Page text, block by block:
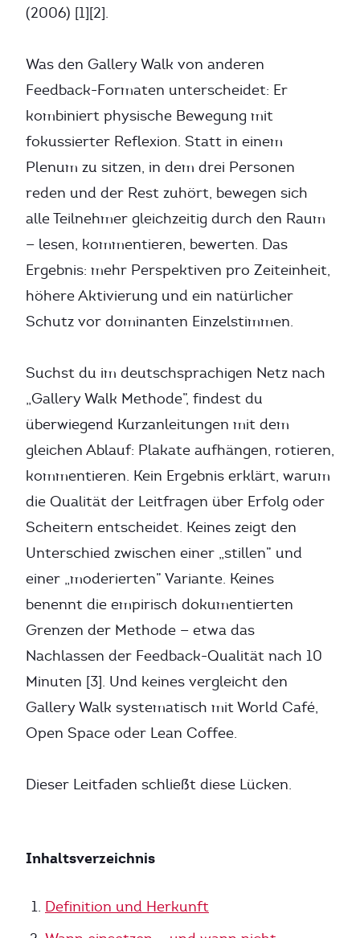
(2006) [1][2].
Was den Gallery Walk von anderen
Feedback-Formaten unterscheidet: Er
kombiniert physische Bewegung mit
fokussierter Reflexion. Statt in einem
Plenum zu sitzen, in dem drei Personen
reden und der Rest zuhört, bewegen sich
alle Teilnehmer gleichzeitig durch den Raum
— lesen, kommentieren, bewerten. Das
Ergebnis: mehr Perspektiven pro Zeiteinheit,
höhere Aktivierung und ein natürlicher
Schutz vor dominanten Einzelstimmen.
Suchst du im deutschsprachigen Netz nach
„Gallery Walk Methode”, findest du
überwiegend Kurzanleitungen mit dem
gleichen Ablauf: Plakate aufhängen, rotieren,
kommentieren. Kein Ergebnis erklärt, warum
die Qualität der Leitfragen über Erfolg oder
Scheitern entscheidet. Keines zeigt den
Unterschied zwischen einer „stillen” und
einer „moderierten” Variante. Keines
benennt die empirisch dokumentierten
Grenzen der Methode — etwa das
Nachlassen der Feedback-Qualität nach 10
Minuten [3]. Und keines vergleicht den
Gallery Walk systematisch mit World Café,
Open Space oder Lean Coffee.
Dieser Leitfaden schließt diese Lücken.
Inhaltsverzeichnis
Definition und Herkunft